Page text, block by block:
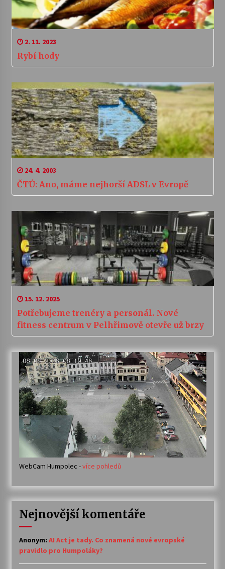
2. 11. 2023
Rybí hody
24. 4. 2003
ČTÚ: Ano, máme nejhorší ADSL v Evropě
15. 12. 2025
Potřebujeme trenéry a personál. Nové
fitness centrum v Pelhřimově otevře už brzy
WebCam Humpolec -více pohledů
Nejnovější komentáře
Anonym: AI Act je tady. Co znamená nové evropské
pravidlo pro Humpoláky?